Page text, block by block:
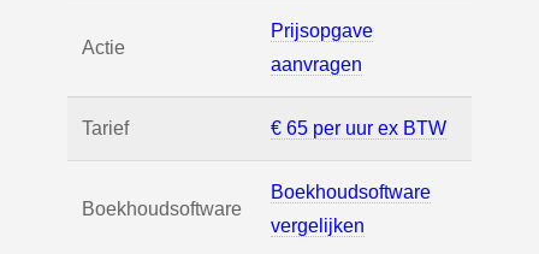
Actie
Prijsopgave
aanvragen
Tarief € 65 per uur ex BTW
Boekhoudsoftware
Boekhoudsoftware
vergelijken